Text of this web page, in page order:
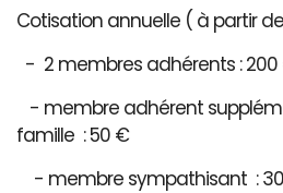
Cotisation annuelle ( à partir
- 2 membres adhérents :
- membre adhérent
famille : 50 €
- membre sympathisant :